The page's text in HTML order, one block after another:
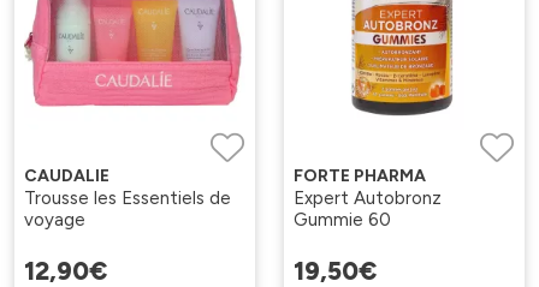
CAUDALIE
Trousse les Essentiels de
voyage
12,90€
FORTE PHARMA
Expert Autobronz
Gummie 60
19,50€